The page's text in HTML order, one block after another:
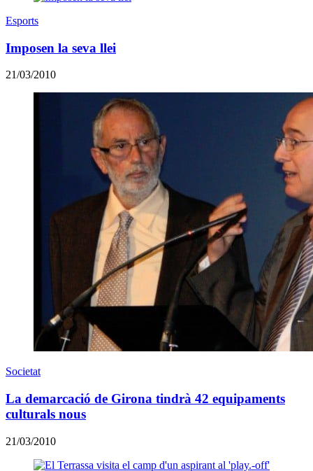
Esports
Imposen la seva llei
21/03/2010
Societat
La demarcació de Girona tindrà 42 equipaments
culturals nous
21/03/2010